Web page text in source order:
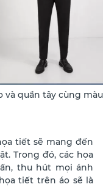
quần tây cùng màu
tiết sẽ mang đến
Trong đó, các họa
thu hút mọi ánh
tiết trên áo sẽ là